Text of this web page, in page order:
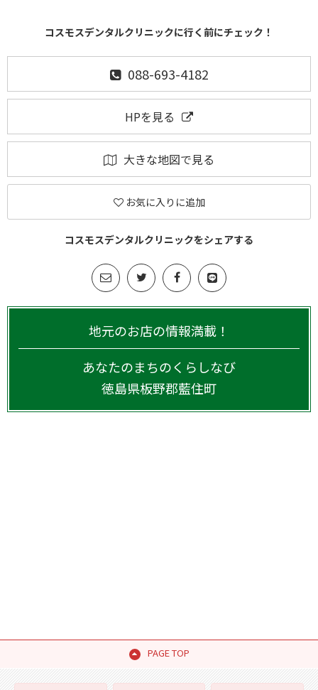
コスモスデンタルクリニックに行く前にチェック！
088-693-4182
HPを見る
大きな地図で見る
お気に入りに追加
コスモスデンタルクリニックをシェアする
地元のお店の情報満載！
あなたのまちのくらしなび
徳島県板野郡藍住町
PAGE TOP